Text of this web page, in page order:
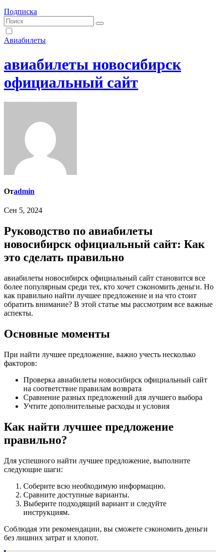
Подписка
Авиабилеты
авиабилеты новосибирск
официальный сайт
Отadmin
Сен 5, 2024
Руководство по авиабилеты
новосибирск официальный сайт: Как
это сделать правильно
авиабилеты новосибирск официальный сайт становится все
более популярным среди тех, кто хочет сэкономить деньги. Но
как правильно найти лучшее предложение и на что стоит
обратить внимание? В этой статье мы рассмотрим все важные
аспекты.
Основные моменты
При найти лучшее предложение, важно учесть несколько
факторов:
Проверка авиабилеты новосибирск официальный сайт
на соответствие правилам возврата
Сравнение разных предложений для лучшего выбора
Учтите дополнительные расходы и условия
Как найти лучшее предложение
правильно?
Для успешного найти лучшее предложение, выполните
следующие шаги:
Соберите всю необходимую информацию.
Сравните доступные варианты.
Выберите подходящий вариант и следуйте
инструкциям.
Соблюдая эти рекомендации, вы сможете сэкономить деньги
без лишних затрат и хлопот.